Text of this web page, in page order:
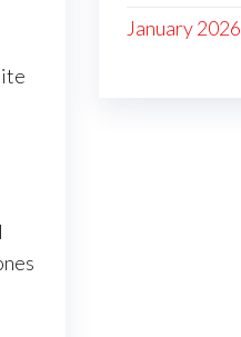
January 2026